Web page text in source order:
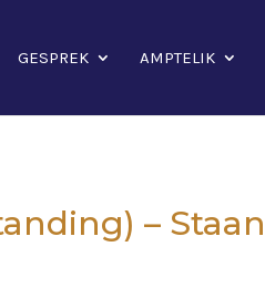
GESPREK AMPTELIK
–